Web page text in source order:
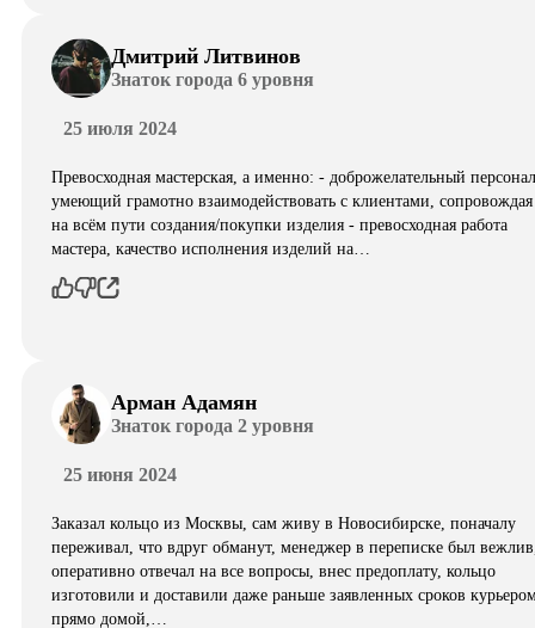
Дмитрий Литвинов
Знаток города 6 уровня
25 июля 2024
Превосходная мастерская, а именно: - доброжелательный
умеющий грамотно взаимодействовать с клиентами,
на всём пути создания/покупки изделия - превосходная работа
мастера, качество исполнения изделий на…
Арман Адамян
Знаток города 2 уровня
25 июня 2024
Заказал кольцо из Москвы, сам живу в Новосибирске, поначалу
переживал, что вдруг обманут, менеджер в переписке был
оперативно отвечал на все вопросы, внес предоплату, кольцо
изготовили и доставили даже раньше заявленных сроков
прямо домой,…